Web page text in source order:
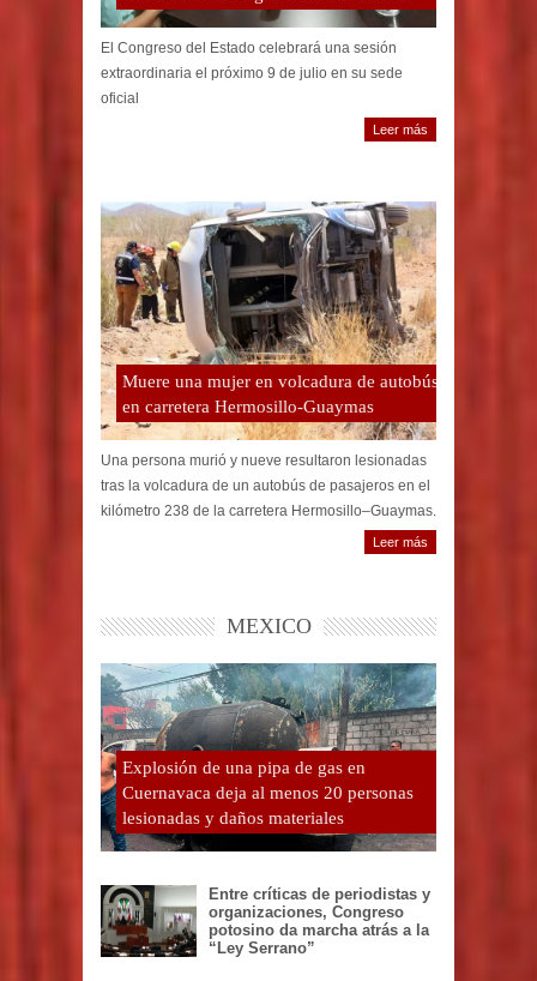
discutirá temas urgentes este miércoles
El Congreso del Estado celebrará una sesión
extraordinaria el próximo 9 de julio en su sede
Leer más
Muere una mujer en volcadura de autobús
en carretera Hermosillo-Guaymas
Una persona murió y nueve resultaron lesionadas
tras la volcadura de un autobús de pasajeros en el
Leer más
MEXICO
Explosión de una pipa de gas en
Cuernavaca deja al menos 20 personas
lesionadas y daños materiales
Entre críticas de periodistas y
organizaciones, Congreso
potosino da marcha atrás a la
“Ley Serrano”